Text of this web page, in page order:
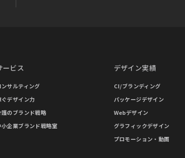
ービス
ンサルティング
ぐデザイン力
護のブランド戦略
小企業ブランド戦略室
デザイン実績
CI/ブランディング
パッケージデザイン
Webデザイン
グラフィックデザイン
プロモーション・動画